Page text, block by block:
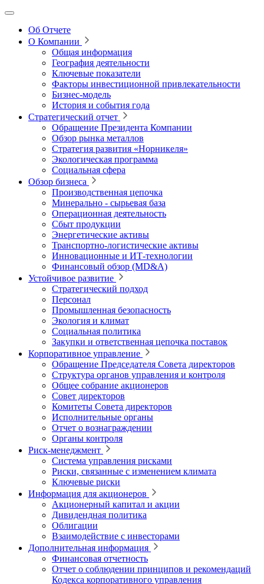
Об Отчете
О Компании
Общая информация
География деятельности
Ключевые показатели
Факторы инвестиционной привлекательности
Бизнес-модель
История и события года
Стратегический отчет
Обращение Президента Компании
Обзор рынка металлов
Стратегия развития «Норникеля»
Экологическая программа
Социальная сфера
Обзор бизнеса
Производственная цепочка
Минерально ‑ сырьевая база
Операционная деятельность
Сбыт продукции
Энергетические активы
Транспортно-логистические активы
Инновационные и ИТ‑технологии
Финансовый обзор (MD&A)
Устойчивое развитие
Стратегический подход
Персонал
Промышленная безопасность
Экология и климат
Социальная политика
Закупки и ответственная цепочка поставок
Корпоративное управление
Обращение Председателя Совета директоров
Структура органов управления и контроля
Общее собрание акционеров
Совет директоров
Комитеты Совета директоров
Исполнительные органы
Отчет о вознаграждении
Органы контроля
Риск-менеджмент
Система управления рисками
Риски, связанные с изменением климата
Ключевые риски
Информация для акционеров
Акционерный капитал и акции
Дивидендная политика
Облигации
Взаимодействие с инвесторами
Дополнительная информация
Финансовая отчетность
Отчет о соблюдении принципов и рекомендаций
Кодекса корпоративного управления